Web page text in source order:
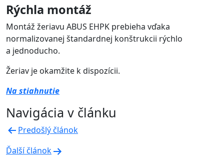
Rýchla montáž
Montáž žeriavu ABUS EHPK prebieha vďaka
normalizovanej štandardnej konštrukcii rýchlo
a jednoducho.
Žeriav je okamžite k dispozícii.
Na stiahnutie
Navigácia v článku
Predošlý článok
Ďalší článok